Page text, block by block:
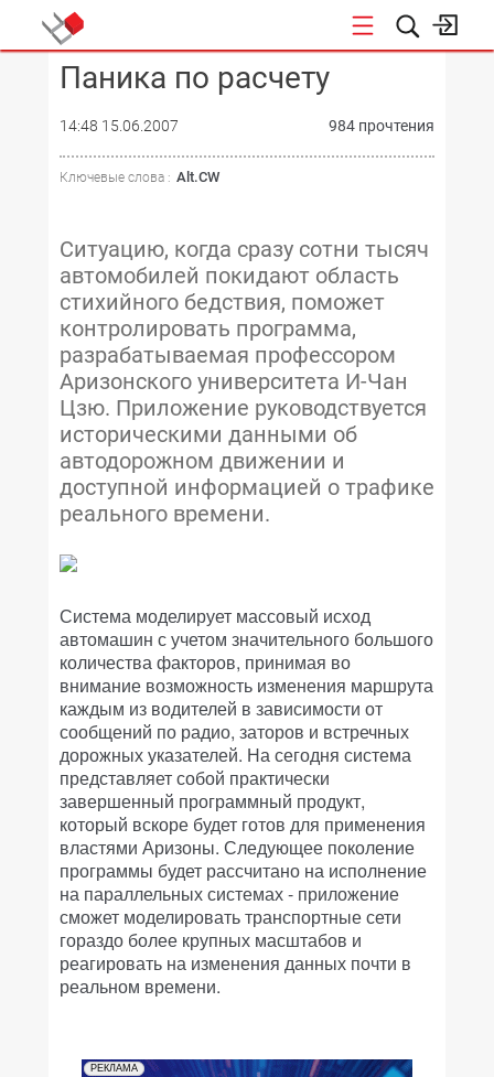
КОНФЕРЕНЦИИ
Паника по расчету
14:48 15.06.2007 984 прочтения
Ключевые слова : Alt.CW
Ситуацию, когда сразу сотни тысяч
автомобилей покидают область
стихийного бедствия, поможет
контролировать программа,
разрабатываемая профессором
Аризонского университета И-Чан
Цзю. Приложение руководствуется
историческими данными об
автодорожном движении и
доступной информацией о трафике
реального времени.
Система моделирует массовый исход
автомашин с учетом значительного большого
количества факторов, принимая во
внимание возможность изменения маршрута
каждым из водителей в зависимости от
сообщений по радио, заторов и встречных
дорожных указателей. На сегодня система
представляет собой практически
завершенный программный продукт,
который вскоре будет готов для применения
властями Аризоны. Следующее поколение
программы будет рассчитано на исполнение
на параллельных системах - приложение
сможет моделировать транспортные сети
гораздо более крупных масштабов и
реагировать на изменения данных почти в
реальном времени.
РЕКЛАМА